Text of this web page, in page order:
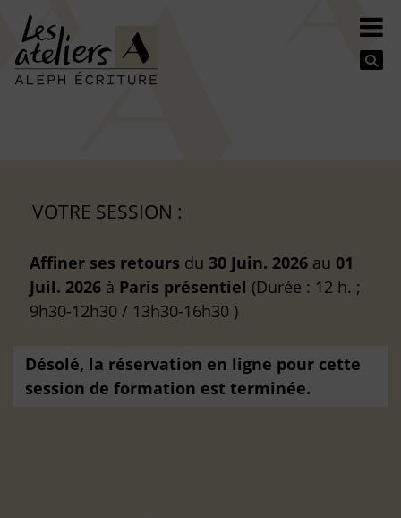
VOTRE SESSION :
Affiner ses retours du 30 Juin. 2026 au 01
Juil. 2026 à Paris présentiel (Durée : 12 h. ;
9h30-12h30 / 13h30-16h30 )
Désolé, la réservation en ligne pour cette
session de formation est terminée.